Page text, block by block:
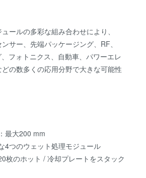
ールの多彩な組み合わせにより、
サー、先端パッケージング、RF、
フォトニクス、自動車、パワーエレ
の数多くの応用分野で大きな可能性
最大200 mm
4つのウェット処理モジュール
枚のホット / 冷却プレートをスタック